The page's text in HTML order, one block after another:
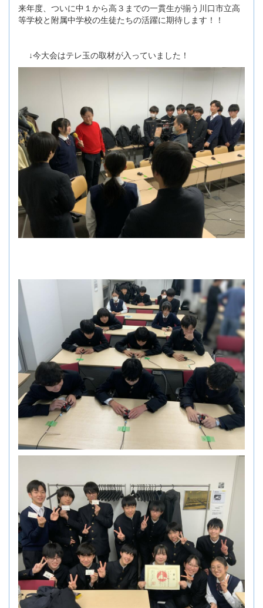
来年度、ついに中１から高３までの一貫生が揃う川口市立高
等学校と附属中学校の生徒たちの活躍に期待します！！
↓今大会はテレ玉の取材が入っていました！